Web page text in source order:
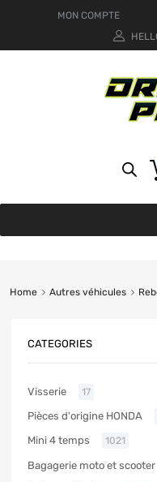
MON COMPTE
Home Autres véhicules
CATEGORIES
Visserie 17
Pièces d'origine HONDA
Mini 4 temps 1021
Bagagerie moto et scooter